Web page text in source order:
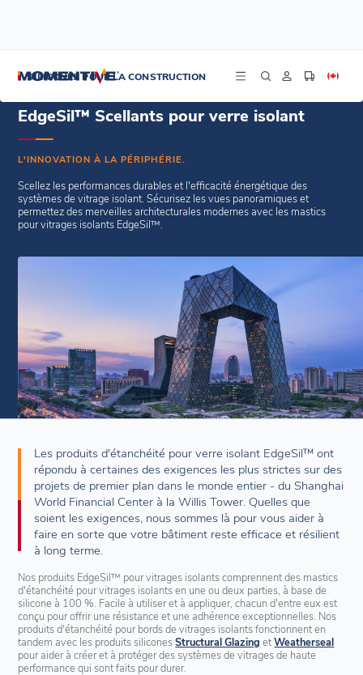
SILICONES POUR LA CONSTRUCTION
EdgeSil™ Scellants pour verre isolant
L'INNOVATION À LA PÉRIPHÉRIE.
Scellez les performances durables et l'efficacité énergétique des
systèmes de vitrage isolant. Sécurisez les vues panoramiques et
permettez des merveilles architecturales modernes avec les mastics
pour vitrages isolants EdgeSil™.
Les produits d'étanchéité pour verre isolant EdgeSil™ ont
répondu à certaines des exigences les plus strictes sur des
projets de premier plan dans le monde entier - du Shanghai
World Financial Center à la Willis Tower. Quelles que
soient les exigences, nous sommes là pour vous aider à
faire en sorte que votre bâtiment reste efficace et résilient
à long terme.
Nos produits EdgeSil™ pour vitrages isolants comprennent des mastics
d'étanchéité pour vitrages isolants en une ou deux parties, à base de
silicone à 100 %. Facile à utiliser et à appliquer, chacun d'entre eux est
conçu pour offrir une résistance et une adhérence exceptionnelles. Nos
produits d'étanchéité pour bords de vitrages isolants fonctionnent en
tandem avec les produits siliconesStructural Glazing etWeatherseal
pour aider à créer et à protéger des systèmes de vitrages de haute
performance qui sont faits pour durer.